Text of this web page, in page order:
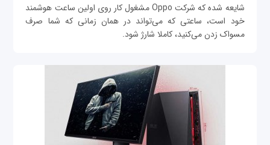
شایعه شده که شرکت Oppo مشغول کار روی اولین ساعت هوشمند
خود است، ساعتی که می‌تواند در همان زمانی که شما صرف
مسواک زدن می‌کنید، کاملا شارژ شود.